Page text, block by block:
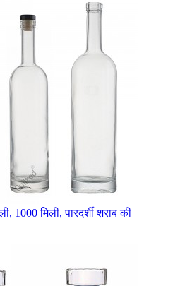
1000 मिली, पारदर्शी शराब की